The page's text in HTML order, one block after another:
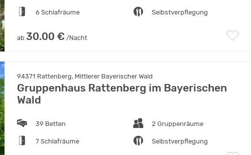
6 Schlafräume Selbstverpflegung
ab 30.00 € /Nacht
94371 Rattenberg, Mittlerer Bayerischer Wald
Gruppenhaus Rattenberg im Bayerischen
Wald
39 Betten 2 Gruppenräume
7 Schlafräume Selbstverpflegung